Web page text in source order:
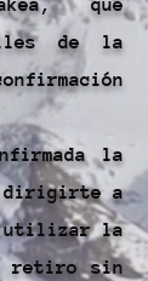
que
de la
la
dirigirte a
utilizar la
retiro sin